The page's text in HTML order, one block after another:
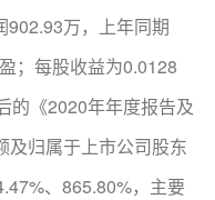
902.93万，上年同期
；每股收益为0.0128
的《2020年年度报告及
及归属于上市公司股东
、865.80%，主要